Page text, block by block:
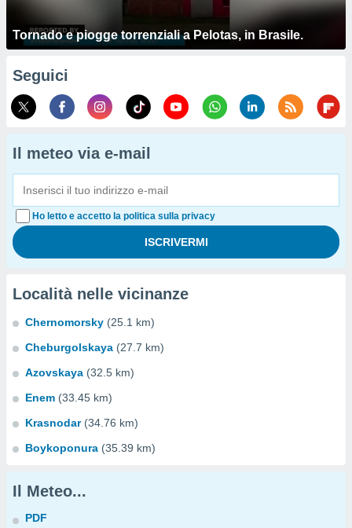
Tornado e piogge torrenziali a Pelotas, in Brasile.
Seguici
Il meteo via e-mail
Ho letto e accetto la politica sulla privacy
Località nelle vicinanze
Chernomorsky (25.1 km)
Cheburgolskaya (27.7 km)
Azovskaya (32.5 km)
Enem (33.45 km)
Krasnodar (34.76 km)
Boykoponura (35.39 km)
Il Meteo...
PDF